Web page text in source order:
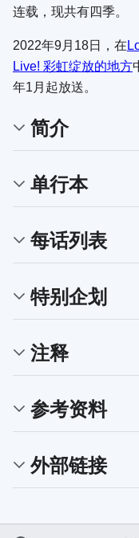
连载，现共有四季。
2022年9月18日，在
Live! 彩虹绽放的地方
年1月起放送。
简介
单行本
每话列表
特别企划
注释
参考资料
外部链接